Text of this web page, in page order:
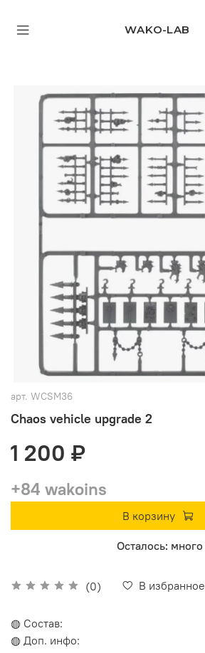
WAKO-LAB
арт. WCSM36
Chaos vehicle upgrade 2
(0) В избранное
1 200 ₽
+84 wakoins
В корзину
Осталось: много
◍ Состав:
◍ Доп. инфо: